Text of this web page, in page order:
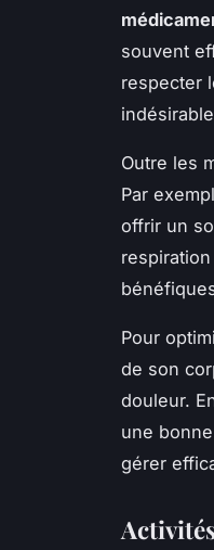
souvent
respecter
Outre les
Par
offrir un
Pour
de son
douleur.
une
gérer